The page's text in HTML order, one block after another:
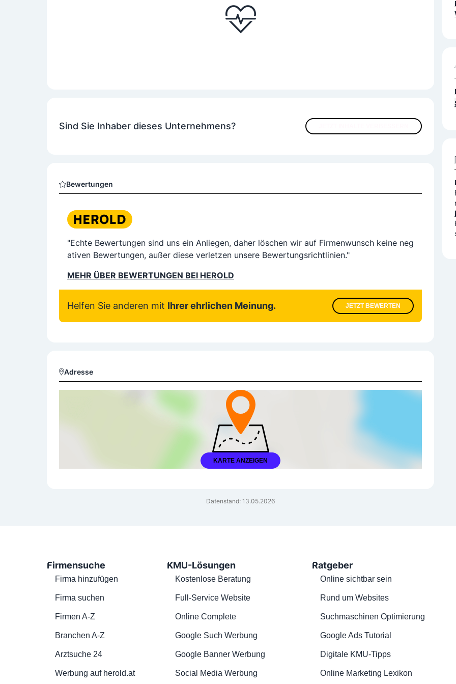
Sind Sie Inhaber dieses Unternehmens?
Bewertungen
"Echte Bewertungen sind uns ein Anliegen, daher löschen wir auf Firmenwunsch keine neg
ativen Bewertungen, außer diese verletzen unsere Bewertungsrichtlinien."
MEHR ÜBER BEWERTUNGEN BEI HEROLD
Helfen Sie anderen mit Ihrer ehrlichen Meinung. JETZT BEWERTEN
Adresse
KARTE ANZEIGEN
Datenstand: 13.05.2026
Firmensuche
Firma hinzufügen
Firma suchen
Firmen A-Z
Branchen A-Z
Arztsuche 24
Werbung auf herold.at
KMU-Lösungen
Kostenlose Beratung
Full-Service Website
Online Complete
Google Such Werbung
Google Banner Werbung
Social Media Werbung
Ratgeber
Online sichtbar sein
Rund um Websites
Suchmaschinen Optimierung
Google Ads Tutorial
Digitale KMU-Tipps
Online Marketing Lexikon